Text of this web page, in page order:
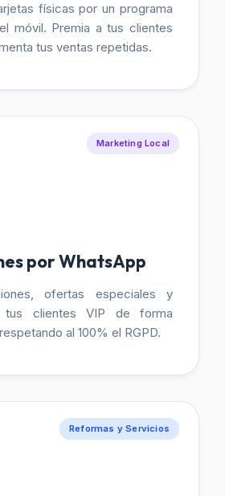
físicas por un programa
móvil. Premia a tus clientes
tus ventas repetidas.
Marketing Local
por WhatsApp
ofertas especiales y
tus clientes VIP de forma
al 100% el RGPD.
Reformas y Servicios